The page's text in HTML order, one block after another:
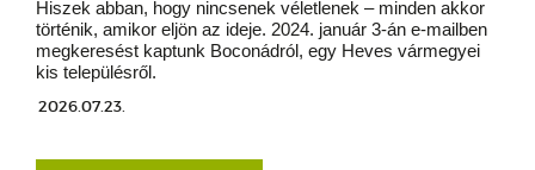
Hiszek abban, hogy nincsenek véletlenek – minden akkor
történik, amikor eljön az ideje. 2024. január 3-án e-mailben
megkeresést kaptunk Boconádról, egy Heves vármegyei
kis településről.
2026.07.23.